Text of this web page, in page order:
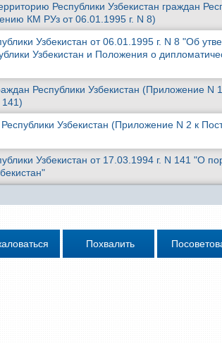
Республики Узбекистан граждан
КМ РУз от 06.01.1995 г. N 8)
Узбекистан от 06.01.1995 г. N 8 "Об
Узбекистан и Положения о
Республики Узбекистан (Приложение N
Узбекистан (Приложение N 2 к
Узбекистан от 17.03.1994 г. N 141 "О